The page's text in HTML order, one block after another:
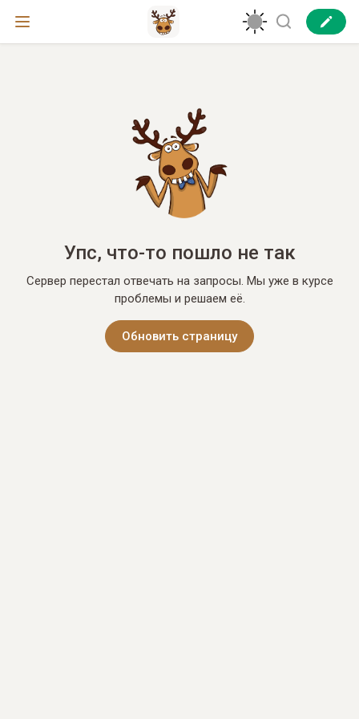
Упс, что-то пошло не так
Сервер перестал отвечать на запросы. Мы уже в курсе
проблемы и решаем её.
Обновить страницу